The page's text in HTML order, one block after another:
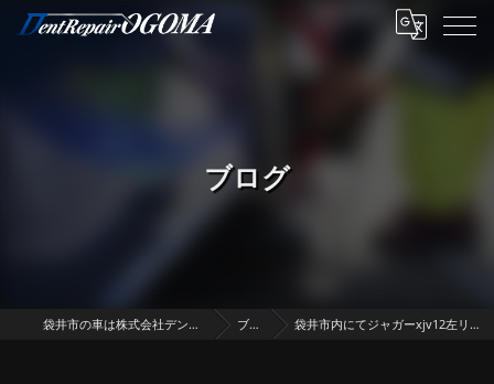
ブログ
袋井市の車は株式会社デントリペア・オゴマ ブログ 袋井市内にてジャガーxjv12左リアドアデントリペア